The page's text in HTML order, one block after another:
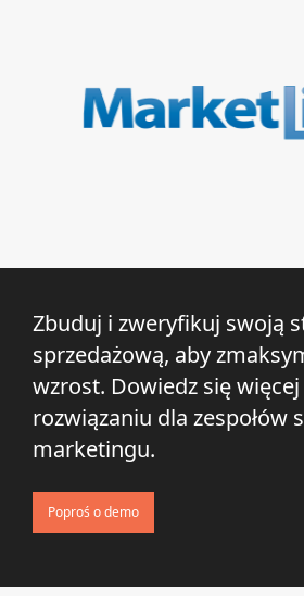
Zbuduj i zweryfikuj swoją
sprzedażową, aby
wzrost. Dowiedz się
rozwiązaniu dla zespołów
marketingu.
Poproś o demo